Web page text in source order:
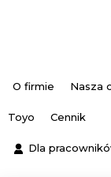
O firmie Nasza
Toyo Cennik
Dla